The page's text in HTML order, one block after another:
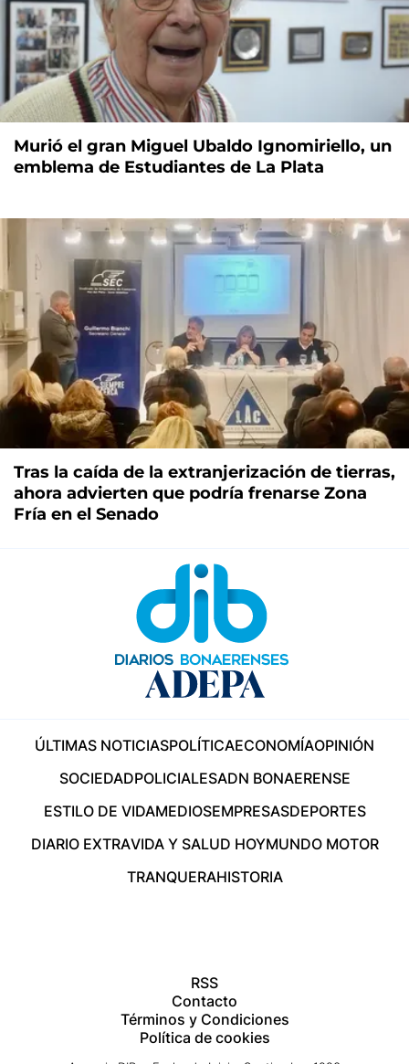
Murió el gran Miguel Ubaldo Ignomiriello, un
emblema de Estudiantes de La Plata
Tras la caída de la extranjerización de tierras,
ahora advierten que podría frenarse Zona
Fría en el Senado
ÚLTIMAS NOTICIASPOLÍTICAECONOMÍAOPINIÓN
SOCIEDADPOLICIALESADN BONAERENSE
ESTILO DE VIDAMEDIOSEMPRESASDEPORTES
DIARIO EXTRAVIDA Y SALUD HOYMUNDO MOTOR
TRANQUERAHISTORIA
RSS
Contacto
Términos y Condiciones
Política de cookies